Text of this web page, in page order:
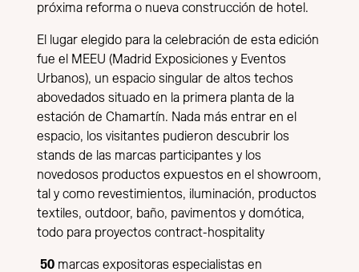
próxima reforma o nueva construcción de hotel.
El lugar elegido para la celebración de esta edición
fue el MEEU (Madrid Exposiciones y Eventos
Urbanos), un espacio singular de altos techos
abovedados situado en la primera planta de la
estación de Chamartín. Nada más entrar en el
espacio, los visitantes pudieron descubrir los
stands de las marcas participantes y los
novedosos productos expuestos en el showroom,
tal y como revestimientos, iluminación, productos
textiles, outdoor, baño, pavimentos y domótica,
todo para proyectos contract-hospitality
50 marcas expositoras especialistas en